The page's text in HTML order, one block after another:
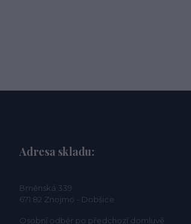
Adresa skladu:
Brněnská 339
671 82 Znojmo - Dobšice
Osobní odběr po předchozí domluvě.